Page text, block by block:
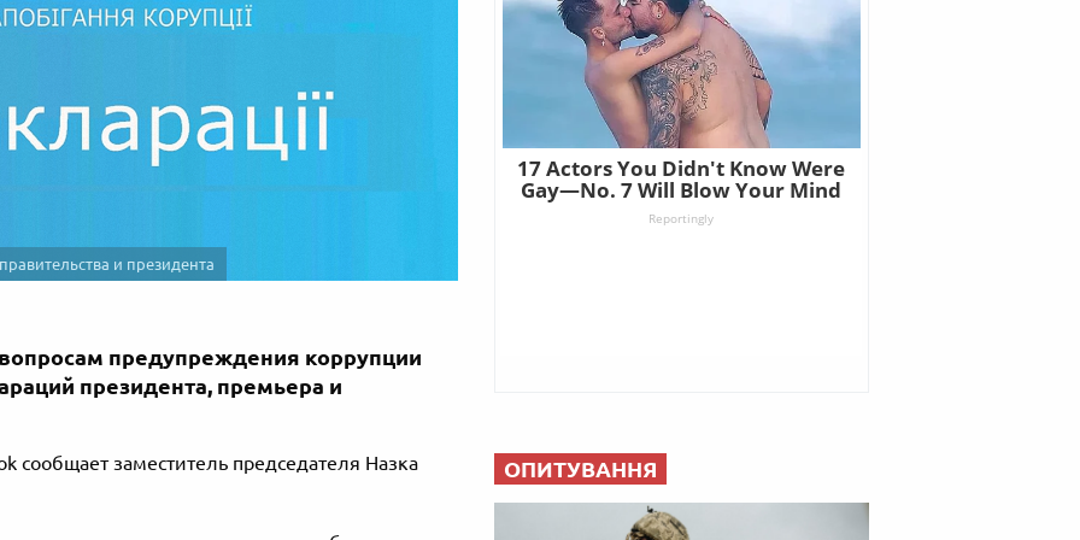
и президента
предупреждения коррупции
президента, премьера и
сообщает заместитель председателя Назка ОПИТУВАННЯ